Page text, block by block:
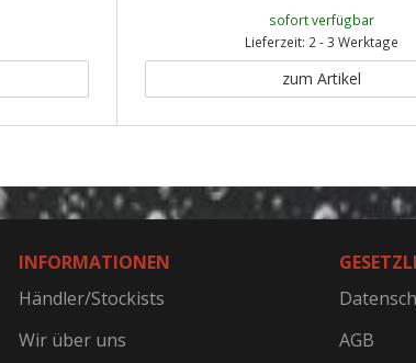
sofort verfügbar
Lieferzeit: 2 - 3 Werktage
zum Artikel
INFORMATIONEN
Händler/Stockists
Wir über uns
AGB